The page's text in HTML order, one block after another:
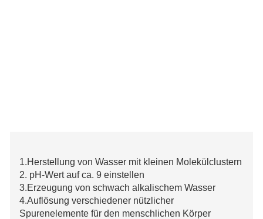
1.Herstellung von Wasser mit kleinen Molekülclustern
2. pH-Wert auf ca. 9 einstellen
3.Erzeugung von schwach alkalischem Wasser
4.Auflösung verschiedener nützlicher
Spurenelemente für den menschlichen Körper